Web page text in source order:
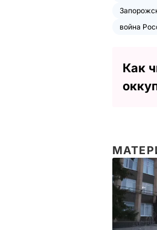
война
Как